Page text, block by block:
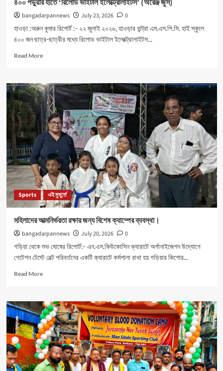
৪০০ পড়ুয়ার হাতে ‘রিলোড ভাইটাল ইলেক্ট্রোলাইটস’ (অরেঞ্জ জুস)
bangadarpannews July 23, 2026
0
হাওড়া :অরুন কুমার রিপোর্ট :- ২২ জুলাই ২০২৬, হাওড়ার বান্ট্রা এম.এস.পি.সি. হাই স্কুলে
৪০০ জন ছাত্র-ছাত্রীর মধ্যে রিলোড ভাইটাল ইলেক্ট্রোলাইটস...
Read MoreRead
৪০০
পড়ুয়ার
হাতে
‘রিলোড
ভাইটাল
ইলেক্ট্রোলাইটস’
(অরেঞ্জ
জুস)
Sports এই মুহূর্তে
মহিলাদের আত্মনির্ভরতা রক্ষার জন্য বিশেষ ক্যাম্পের ব্যবস্থা।
bangadarpannews July 20, 2026
0
গড়িয়া থেকে শুভ ঘোষের রিপোর্ট:- এন.এস.কিউকোসিন ক্যারাটে অর্গানাইজেশন উদ্যোগে
গেটেশন টেস্টে বেল্ট পরিবর্তনের একটি ক্যারাটে কর্মশালা রাখা হয় গড়িয়ার কিশোর...
Read MoreRead
মহিলাদের
আত্মনির্ভরতা
রক্ষার
জন্য
বিশেষ
ক্যাম্পের
ব্যবস্থা।